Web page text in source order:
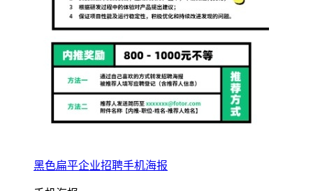
黑色扁平企业招聘手机海报